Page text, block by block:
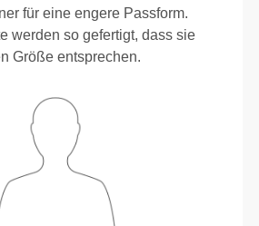
für eine engere Passform.
werden so gefertigt, dass sie
Größe entsprechen.